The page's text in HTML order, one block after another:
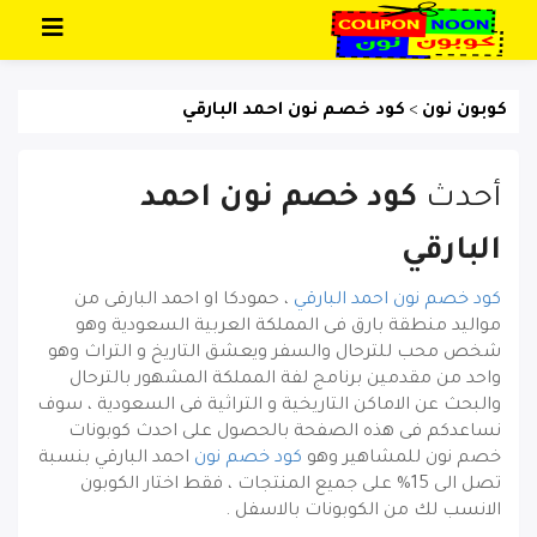
كوبون نون > كود خصم نون احمد البارقي
أحدث كود خصم نون احمد
البارقي
كود خصم نون احمد البارقي ، حمودكا او احمد البارقى من
مواليد منطقة بارق فى المملكة العربية السعودية وهو
شخص محب للترحال والسفر ويعشق التاريخ و التراث وهو
واحد من مقدمين برنامج لفة المملكة المشهور بالترحال
والبحث عن الاماكن التاريخية و التراثية فى السعودية ، سوف
نساعدكم فى هذه الصفحة بالحصول على احدث كوبونات
خصم نون للمشاهير وهو كود خصم نون احمد البارقي بنسبة
تصل الى 15% على جميع المنتجات ، فقط اختار الكوبون
الانسب لك من الكوبونات بالاسفل .